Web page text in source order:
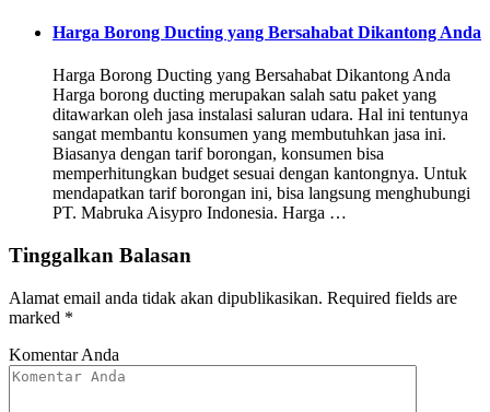
Harga Borong Ducting yang Bersahabat Dikantong Anda
Harga Borong Ducting yang Bersahabat Dikantong Anda
Harga borong ducting merupakan salah satu paket yang
ditawarkan oleh jasa instalasi saluran udara. Hal ini tentunya
sangat membantu konsumen yang membutuhkan jasa ini.
Biasanya dengan tarif borongan, konsumen bisa
memperhitungkan budget sesuai dengan kantongnya. Untuk
mendapatkan tarif borongan ini, bisa langsung menghubungi
PT. Mabruka Aisypro Indonesia. Harga …
Tinggalkan Balasan
Alamat email anda tidak akan dipublikasikan. Required fields are
marked *
Komentar Anda